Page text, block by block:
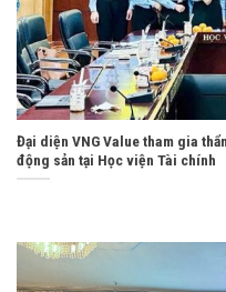
Đại diện VNG Value tham gia
động sản tại Học viện Tài chính